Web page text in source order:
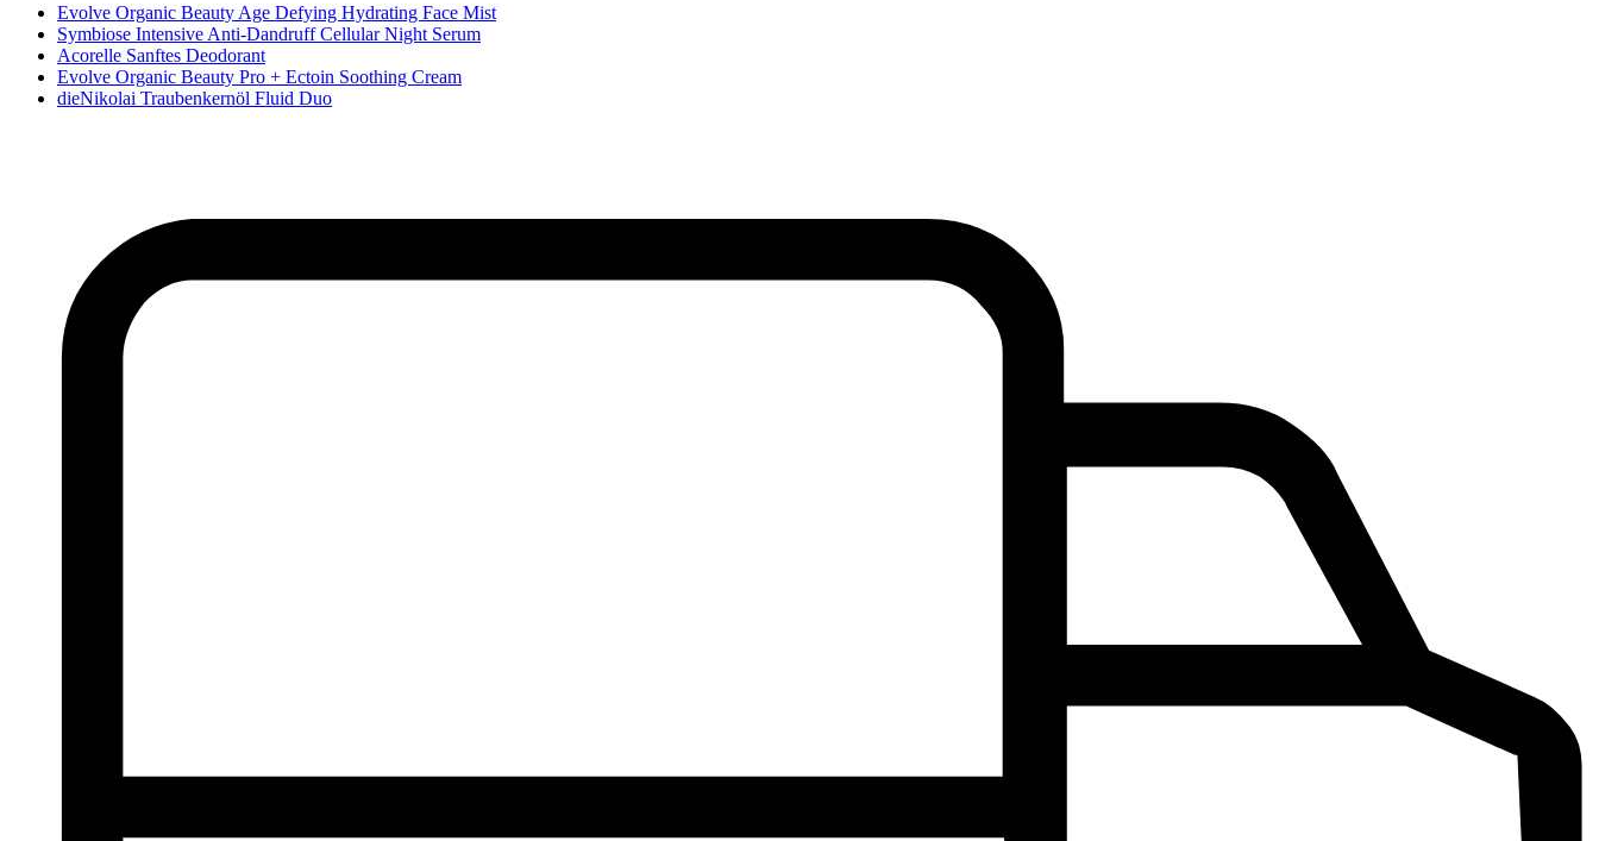
Evolve Organic Beauty Age Defying Hydrating Face Mist
Symbiose Intensive Anti-Dandruff Cellular Night Serum
Acorelle Sanftes Deodorant
Evolve Organic Beauty Pro + Ectoin Soothing Cream
dieNikolai Traubenkernöl Fluid Duo